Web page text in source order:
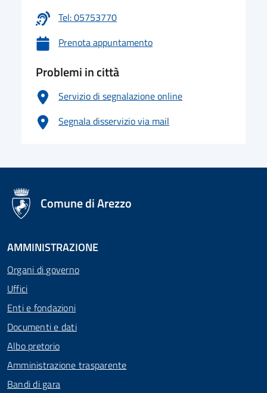
Tel: 05753770
Prenota appuntamento
Problemi in città
Servizio di segnalazione online
Segnala disservizio via mail
logo Unione Europea
Comune di Arezzo
AMMINISTRAZIONE
Organi di governo
Uffici
Enti e fondazioni
Documenti e dati
Albo pretorio
Amministrazione trasparente
Bandi di gara